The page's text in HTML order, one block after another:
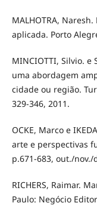
MALHOTRA,
aplicada. Porto
MINCIOTTI, Silvio. e
uma abordagem
cidade ou região.
329-346, 2011.
OCKE, Marco e
arte e perspectivas
p.671-683, out./nov./
RICHERS, Raimar.
Paulo: Negócio